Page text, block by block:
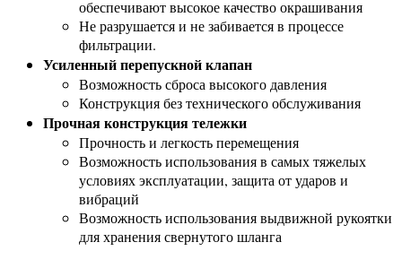
обеспечивают высокое качество окрашивания
Не разрушается и не забивается в процессе
фильтрации.
Усиленный перепускной клапан
Возможность сброса высокого давления
Конструкция без технического обслуживания
Прочная конструкция тележки
Прочность и легкость перемещения
Возможность использования в самых тяжелых
условиях эксплуатации, защита от ударов и
вибраций
Возможность использования выдвижной рукоятки
для хранения свернутого шланга